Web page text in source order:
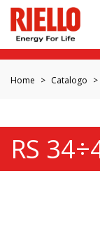
Home Catalogo
RS